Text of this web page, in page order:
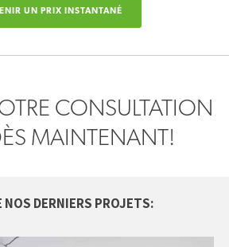
UN PRIX INSTANTANÉ
CONSULTATION
MAINTENANT!
NOS DERNIERS PROJETS: